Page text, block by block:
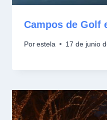
Campos de Golf
Por estela 17 de junio